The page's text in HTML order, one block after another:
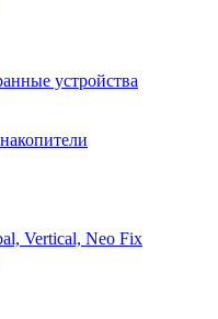
устройства
Vertical, Neo Fix